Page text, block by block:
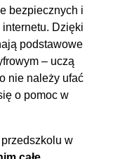
bezpiecznych i
Dzięki
podstawowe
– uczą
nie należy ufać
o pomoc w
w